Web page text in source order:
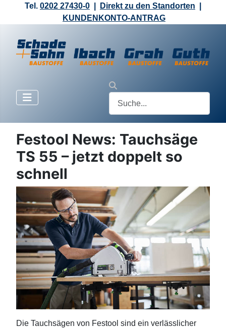
Tel. 0202 27430-0 Direkt zu den Standorten
KUNDENKONTO-ANTRAG
Festool News: Tauchsäge
TS 55 – jetzt doppelt so
schnell
Die Tauchsägen von Festool sind ein verlässlicher